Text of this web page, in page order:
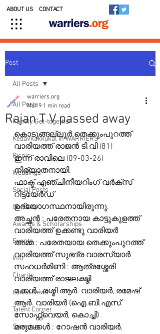
ABOUT US CONTACT
Post
All Posts
Family Get-together
Kedavilakkukal in WARRIERS
Picnic
Weddings
Social Posts
Obituary
Awards & Scholarships
Events
Info
Charity
Latest News
Talent Corner
Samajam
All Posts
Rajan T V passed away
warriers.org
Mar 9 1 min read
കൊടുങ്ങല്ലൂർ തെക്കുംപുറത്ത്
വാരിയത്ത് രാജൻ ടി.വി (81)
ഇന്ന് രാവിലെ (09-03-26)
നിര്യാതനായി.
ഫാക്ട് എഞ്ചിനീയറിംഗ് വർക്സ്
റിട്ടയേർഡ്
ഉദ്യോഗസ്ഥനായിരുന്നു.
അച്ഛൻ : പരേതനായ കാട്ടുകുളത്ത്
വാരിയത്ത് ഉക്കണ്ടു വാരിയർ
അമ്മ : പരേതയായ തെക്കുംപുറത്ത്
വാരിയത്ത് സുഭദ്ര വാരസ്യാർ
സഹധർമിണി : ആത്രശ്ശേരി
വാരിയത്ത് രാജലക്ഷ്മി
മക്കൾ : രശ്മി ആർ. വാരിയർ, രമേഷ്
ആർ. വാരിയർ (ഐ.ബി.എസ്.
സോഫ്റ്റ്‌വെയർ, കൊച്ചി)
മരുമക്കൾ : റോഷൻ വാരിയർ,